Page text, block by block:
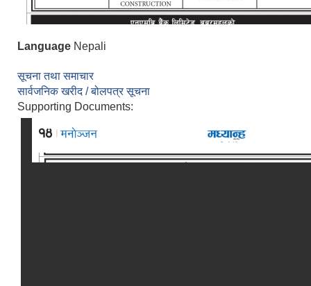
Language Nepali
सूचना तथा समाचार
सार्वजनिक खरीद / बोलपत्र सूचना
Supporting Documents: